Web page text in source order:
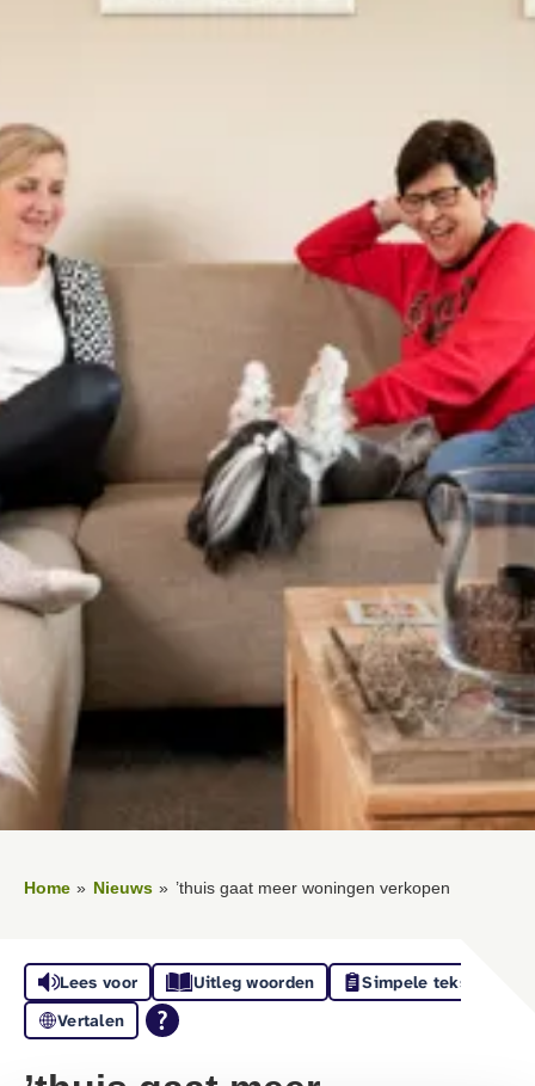
Home Nieuws ’thuis gaat meer woningen verkopen
Lees voor Uitleg woorden
Simpele tekst
Vertalen